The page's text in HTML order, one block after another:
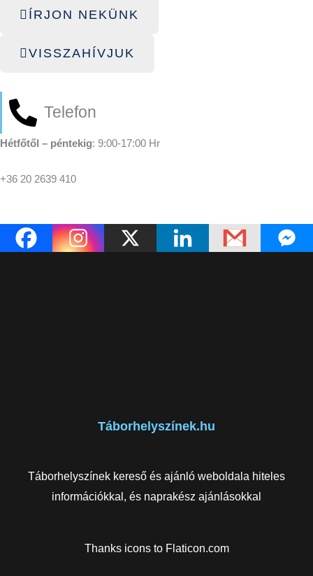
ÍRJON NEKÜNK
VISSZAHÍVJUK
Telefon
Hétfőtől – péntekig: 9:00-17:00 Hr
+36 20 2639 410
Táborhelyszínek.hu
Táborhelyszínek kereső és ajánló weboldala hiteles
információkkal, és naprakész ajánlásokkal
Thanks icons to Flaticon.com